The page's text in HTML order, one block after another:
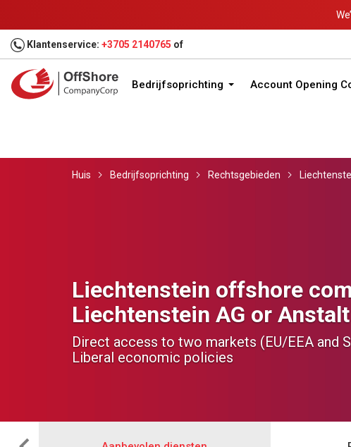
Klantenservice: +3705 2140765 of
Bedrijfsoprichting Account Opening
Huis Bedrijfsoprichting Rechtsgebieden
Liechtenstein offshore
Liechtenstein AG or
Direct access to two markets (EU/EEA and
Liberal economic policies